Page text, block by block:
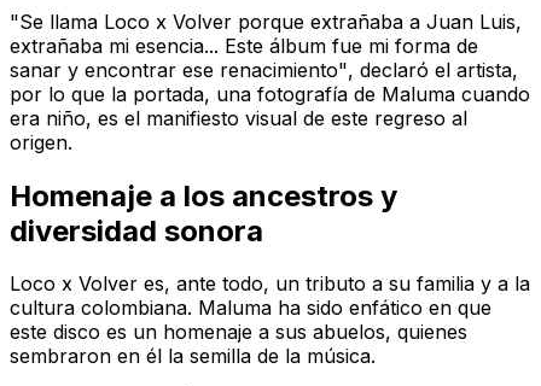
"Se llama Loco x Volver porque extrañaba a Juan Luis,
extrañaba mi esencia... Este álbum fue mi forma de
sanar y encontrar ese renacimiento", declaró el artista,
por lo que la portada, una fotografía de Maluma cuando
era niño, es el manifiesto visual de este regreso al
origen.
Homenaje a los ancestros y
diversidad sonora
Loco x Volver es, ante todo, un tributo a su familia y a la
cultura colombiana. Maluma ha sido enfático en que
este disco es un homenaje a sus abuelos, quienes
sembraron en él la semilla de la música.